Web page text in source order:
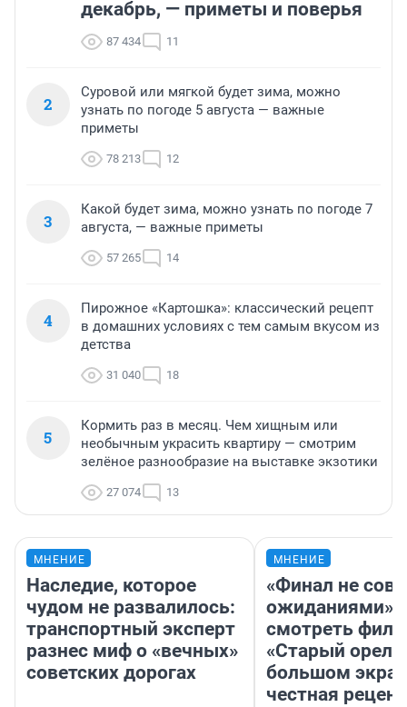
декабрь, — приметы и поверья
87 434 11
2
Суровой или мягкой будет зима, можно
узнать по погоде 5 августа — важные
приметы
78 213 12
3
Какой будет зима, можно узнать по погоде 7
августа, — важные приметы
57 265 14
4
Пирожное «Картошка»: классический рецепт
в домашних условиях с тем самым вкусом из
детства
31 040 18
5
Кормить раз в месяц. Чем хищным или
необычным украсить квартиру — смотрим
зелёное разнообразие на выставке экзотики
27 074 13
МНЕНИЕ
Наследие, которое
чудом не развалилось:
транспортный эксперт
разнес миф о «вечных»
советских дорогах
МНЕНИЕ
«Финал не
ожиданиями»:
смотреть
«Старый орел»
большом
честная